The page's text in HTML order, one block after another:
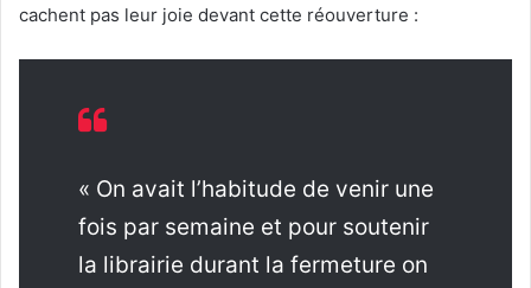
cachent pas leur joie devant cette réouverture :
« On avait l’habitude de venir une
fois par semaine et pour soutenir
la librairie durant la fermeture on